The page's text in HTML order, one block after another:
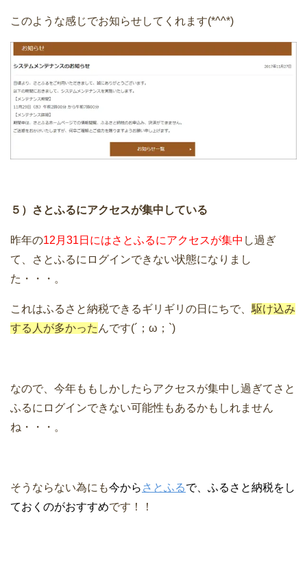
このような感じでお知らせしてくれます(*^^*)
５）さとふるにアクセスが集中している
昨年の12月31日にはさとふるにアクセスが集中 し過ぎ
て、さとふるにログインできない状態になりまし
た・・・。
これはふるさと納税できるギリギリの日にちで、 駆け込み
する人が多かった んです(´；ω；`)
なので、今年ももしかしたらアクセスが集中し過ぎてさと
ふるにログインできない可能性もあるかもしれません
ね・・・。
そうならない為にも今から さとふるで、ふるさと納税をし
ておくのがおすすめです！！